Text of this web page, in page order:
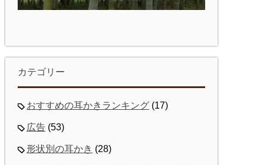
カテゴリー
おすすめの耳かきランキング (17)
広告 (53)
形状別の耳かき (28)